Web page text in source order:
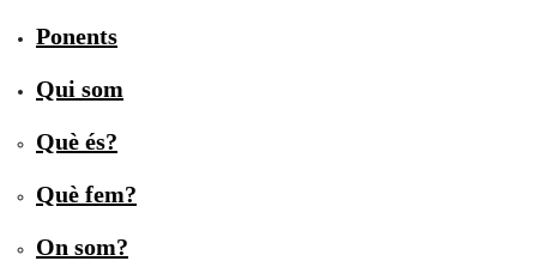
Ponents
Qui som
Què és?
Què fem?
On som?